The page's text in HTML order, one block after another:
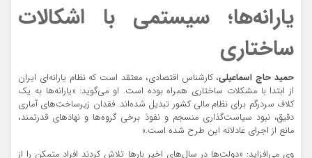
یارانه‌ها؛ سیستمی با اشکالات
ساختاری
حمید حاج اسماعیلی، کارشناس اقتصادی، معتقد است که نظام یارانه‌ای ایران
از ابتدا با مشکلات ساختاری همراه بوده است. او می‌گوید: «یارانه‌ها به یک
کلاف سردرگم برای نظام مالی کشور تبدیل شده‌اند. فقدان زیرساخت‌های آماری
دقیق، نبود سیاست‌گذاری منسجم و نفوذ برخی گروه‌ها و نهادهای قدرتمند،
مانع از اجرای عادلانه این طرح شده است.»
وی می‌افزاید: «دولت‌ها در سال‌های اخیر بارها تلاش کردند افراد متمکن را از